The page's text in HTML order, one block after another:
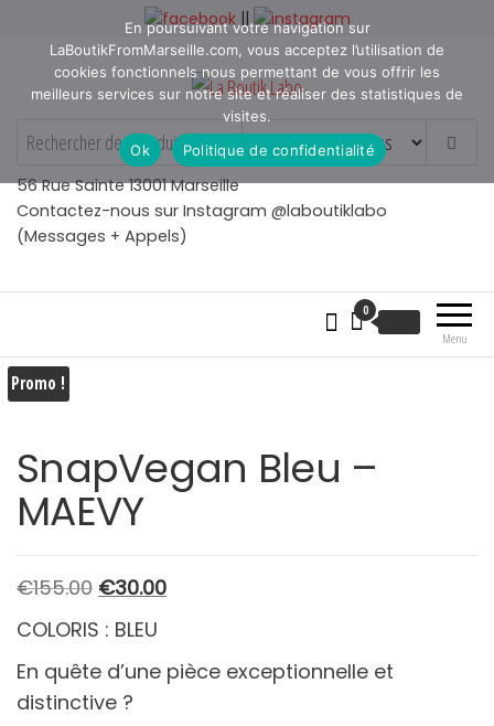
||
La Boutik Labo
La boutique de denicheur
de talents à Marseille en
Provence
56 Rue Sainte 13001 Marseille
Contactez-nous sur Instagram @laboutiklabo
(Messages + Appels)
Menu
0
Promo !
SnapVegan Bleu –
MAEVY
€155.00 Le
prix
était :
€155.00.
€30.00Le
est :
COLORIS : BLEU
En quête d’une pièce exceptionnelle et
distinctive ?
En poursuivant votre navigation sur
LaBoutikFromMarseille.com, vous acceptez l’utilisation de
cookies fonctionnels nous permettant de vous offrir les
meilleurs services sur notre site et réaliser des statistiques de
visites.
Ok
Politique de confidentialité